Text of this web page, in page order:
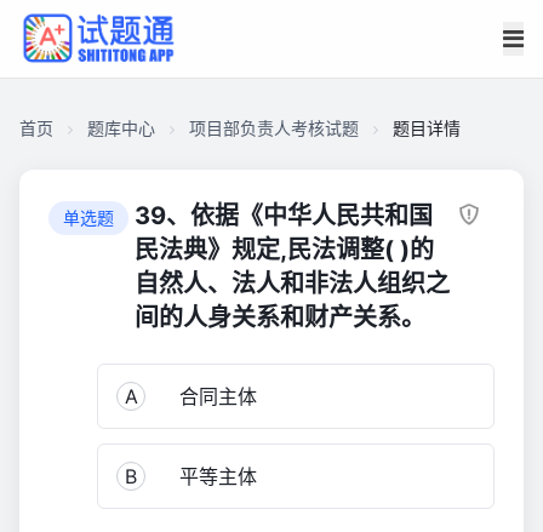
首页 题库中心 项目部负责人考核试题 题目详情
单选题
39、依据《中华人民共和国
民法典》规定,民法调整( )的
自然人、法人和非法人组织之
间的人身关系和财产关系。
A 合同主体
B 平等主体